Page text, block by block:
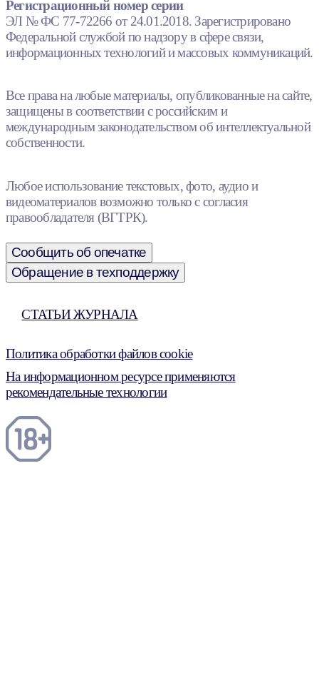
Регистрационный номер серии
ЭЛ № ФС 77-72266 от 24.01.2018. Зарегистрировано
Федеральной службой по надзору в сфере связи,
информационных технологий и массовых коммуникаций.
Все права на любые материалы, опубликованные на сайте,
защищены в соответствии с российским и
международным законодательством об интеллектуальной
собственности.
Любое использование текстовых, фото, аудио и
видеоматериалов возможно только с согласия
правообладателя (ВГТРК).
Сообщить об опечатке
Обращение в техподдержку
СТАТЬИ ЖУРНАЛА
Политика обработки файлов cookie
На информационном ресурсе применяются
рекомендательные технологии